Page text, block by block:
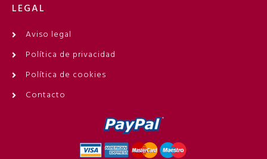
LEGAL
Aviso legal
Política de privacidad
Política de cookies
Contacto